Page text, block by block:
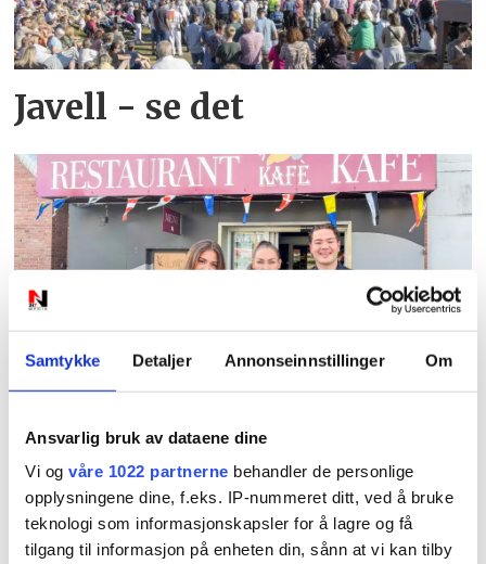
Samtykke Detaljer Annonseinnstillinger Om
Ansvarlig bruk av dataene dine
Vi og våre 1022 partnerne behandler de personlige
opplysningene dine, f.eks. IP-nummeret ditt, ved å bruke
teknologi som informasjonskapsler for å lagre og få
tilgang til informasjon på enheten din, sånn at vi kan tilby
Javell - se det
PLUS
For denne familien er
Gunders mer enn en
arbeidsplass